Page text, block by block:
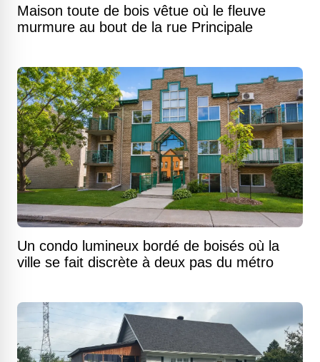
Maison toute de bois vêtue où le fleuve
murmure au bout de la rue Principale
Un condo lumineux bordé de boisés où la
ville se fait discrète à deux pas du métro